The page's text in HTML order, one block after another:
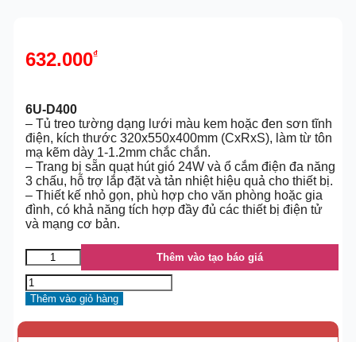
632.000₫
6U-D400
– Tủ treo tường dạng lưới màu kem hoặc đen sơn tĩnh
điện, kích thước 320x550x400mm (CxRxS), làm từ tôn
mạ kẽm dày 1-1.2mm chắc chắn.
– Trang bị sẵn quạt hút gió 24W và ổ cắm điện đa năng
3 chấu, hỗ trợ lắp đặt và tản nhiệt hiệu quả cho thiết bị.
– Thiết kế nhỏ gọn, phù hợp cho văn phòng hoặc gia
đình, có khả năng tích hợp đầy đủ các thiết bị điện tử
và mạng cơ bản.
Thêm vào tạo báo giá
Thêm vào giỏ hàng